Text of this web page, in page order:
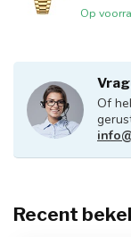
Op
Of
Recent